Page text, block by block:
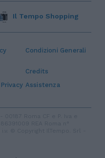
Condizioni Generali
Credits
Assistenza
Il Tempo Shopping